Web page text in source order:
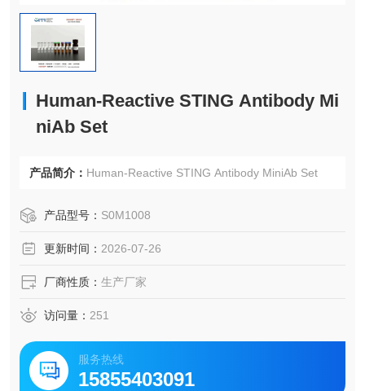
Human-Reactive STING Antibody Mi
niAb Set
产品简介： Human-Reactive STING Antibody MiniAb Set
产品型号： S0M1008
更新时间： 2026-07-26
厂商性质： 生产厂家
访问量： 251
服务热线
15855403091